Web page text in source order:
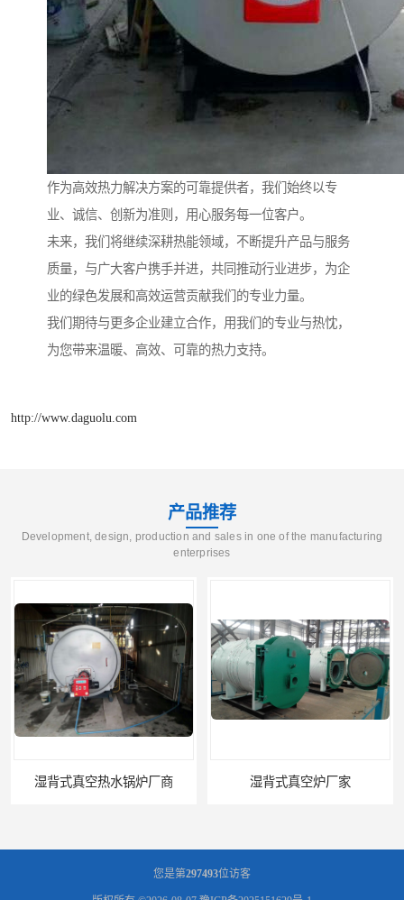
作为高效热力解决方案的可靠提供者，我们始终以专
业、诚信、创新为准则，用心服务每一位客户。
未来，我们将继续深耕热能领域，不断提升产品与服务
质量，与广大客户携手并进，共同推动行业进步，为企
业的绿色发展和高效运营贡献我们的专业力量。
我们期待与更多企业建立合作，用我们的专业与热忱，
为您带来温暖、高效、可靠的热力支持。
http://www.daguolu.com
产品推荐
Development, design, production and sales in one of the manufacturing
enterprises
湿背式真空热水锅炉厂商 湿背式真空炉厂家
您是第297493位访客